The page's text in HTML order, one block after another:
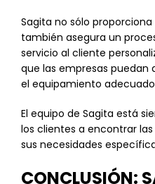
Sagita no sólo
también asegura un
servicio al cliente
que las empresas puedan
el equipamiento
El equipo de Sagita está
los clientes a encontrar
sus necesidades
CONCLUSIÓN: